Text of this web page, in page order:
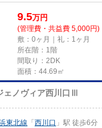
物件...
9.5万円
(管理費・共益費 5,000円)
敷：0ヶ月｜礼：1ヶ月
所在階：1階
間取り：2DK
面積：44.69㎡
ェノヴィア西川口Ⅲ
東北線 「 西川口 」駅 徒歩6分